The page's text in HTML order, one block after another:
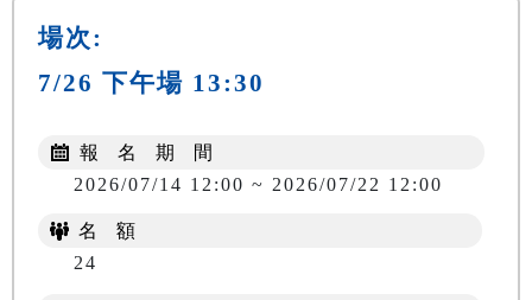
場次:
7/26 下午場 13:30
報 名 期 間
2026/07/14 12:00 ~ 2026/07/22 12:00
名 額
24